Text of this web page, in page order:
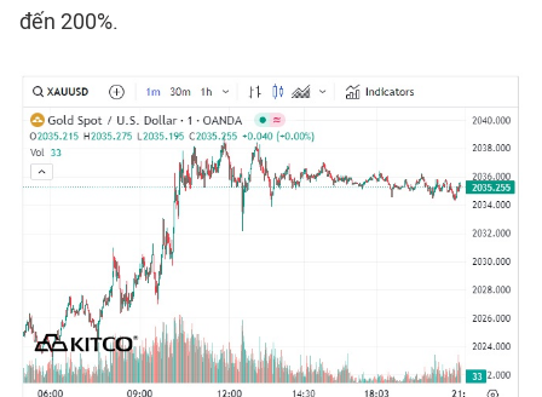
đến 200%.